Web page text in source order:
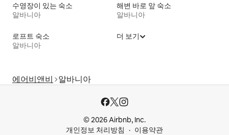
수영장이 있는 숙소
알바니아
해변 바로 앞 숙소
알바니아
로프트 숙소
알바니아
더 보기
에어비앤비 알바니아
© 2026 Airbnb, Inc.
개인정보 처리방침
이용약관